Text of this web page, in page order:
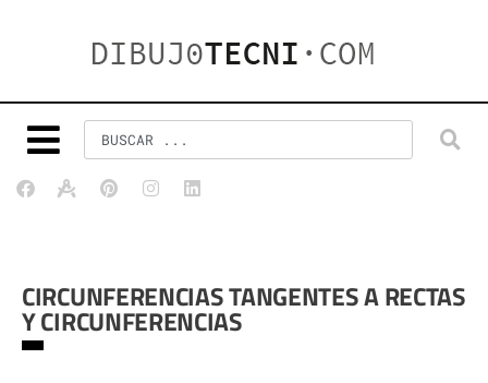
CIRCUNFERENCIAS TANGENTES A RECTAS
Y CIRCUNFERENCIAS